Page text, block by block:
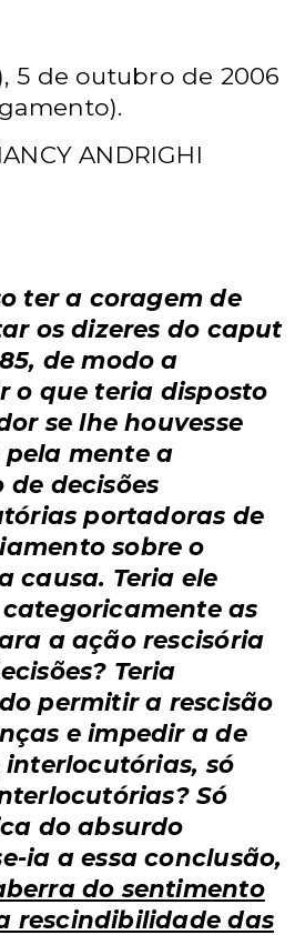
5 de outubro de 2006
ANDRIGHI
ter a coragem de
os dizeres do caput
de modo a
o que teria disposto
se lhe houvesse
mente a
de decisões
portadoras de
sobre o
causa. Teria ele
as
a ação rescisória
Teria
permitir a rescisão
e impedir a de
interlocutórias, só
Só
do absurdo
ia a essa conclusão,
do sentimento
rescindibilidade das